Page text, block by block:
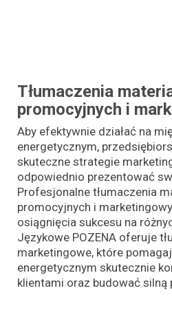
Tłumaczenia
promocyjnych i
Aby efektywnie działać na
energetycznym,
skuteczne strategie
odpowiednio prezentować
Profesjonalne tłumaczenia
promocyjnych i
osiągnięcia sukcesu na
Językowe POZENA oferuje
marketingowe, które
energetycznym skutecznie
klientami oraz budować silną